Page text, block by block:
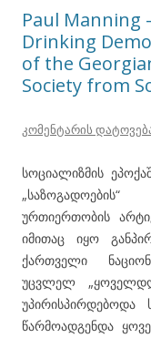
Paul Manning
Drinking
of the
Society from
კომენტარის
სოციალიზმის
ურთიერთობის
იმითაც იყო
ქართველი
უცვლელ
წარმოადგენდა